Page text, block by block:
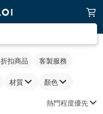
折扣商品 客製服務
材質 顏色
熱門程度優先